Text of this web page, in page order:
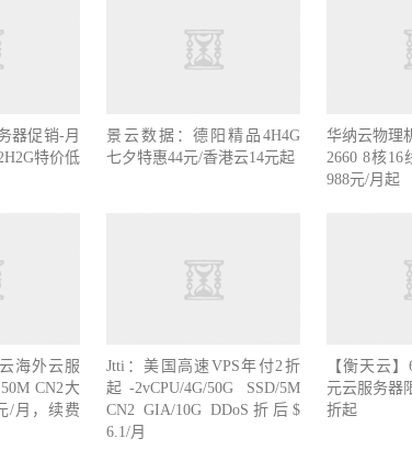
器促销-月
特价低
景云数据：德阳精品4H4G
七夕特惠44元/香港云14元起
华纳云物理
2660 8核
988元/月起
海外云服
CN2大
/月，续费
Jtti：美国高速VPS年付2折
起-2vCPU/4G/50G SSD/5M
CN2 GIA/10G DDoS折后$
6.1/月
【衡天云
元云服务器
折起